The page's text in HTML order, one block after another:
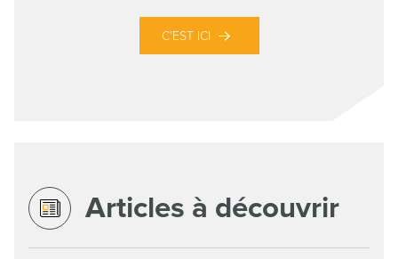
C’EST ICI
Articles à découvrir